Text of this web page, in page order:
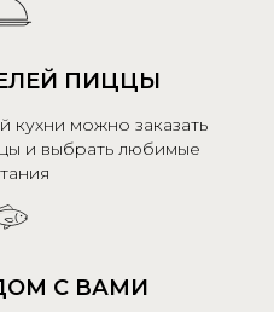
ПИЦЦЫ
кухни можно заказать
и выбрать любимые
С ВАМИ